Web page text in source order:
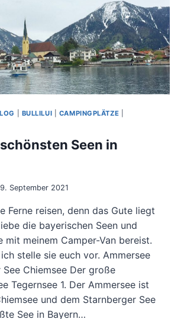
BULLILUI CAMPINGPLÄTZE
Seen in
September 2021
Ferne reisen, denn das Gute liegt
die bayerischen Seen und
mit meinem Camper-Van bereist.
stelle sie euch vor. Ammersee
See Chiemsee Der große
Tegernsee 1. Der Ammersee ist
und dem Starnberger See
See in Bayern…